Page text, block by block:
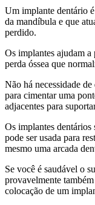
Um implante dentário
da mandíbula e que
perdido.
Os implantes ajudam a
perda óssea que
Não há necessidade
para cimentar uma
adjacentes para
Os implantes dentários
pode ser usada para
mesmo uma arcada
Se você é saudável o
provavelmente
colocação de um